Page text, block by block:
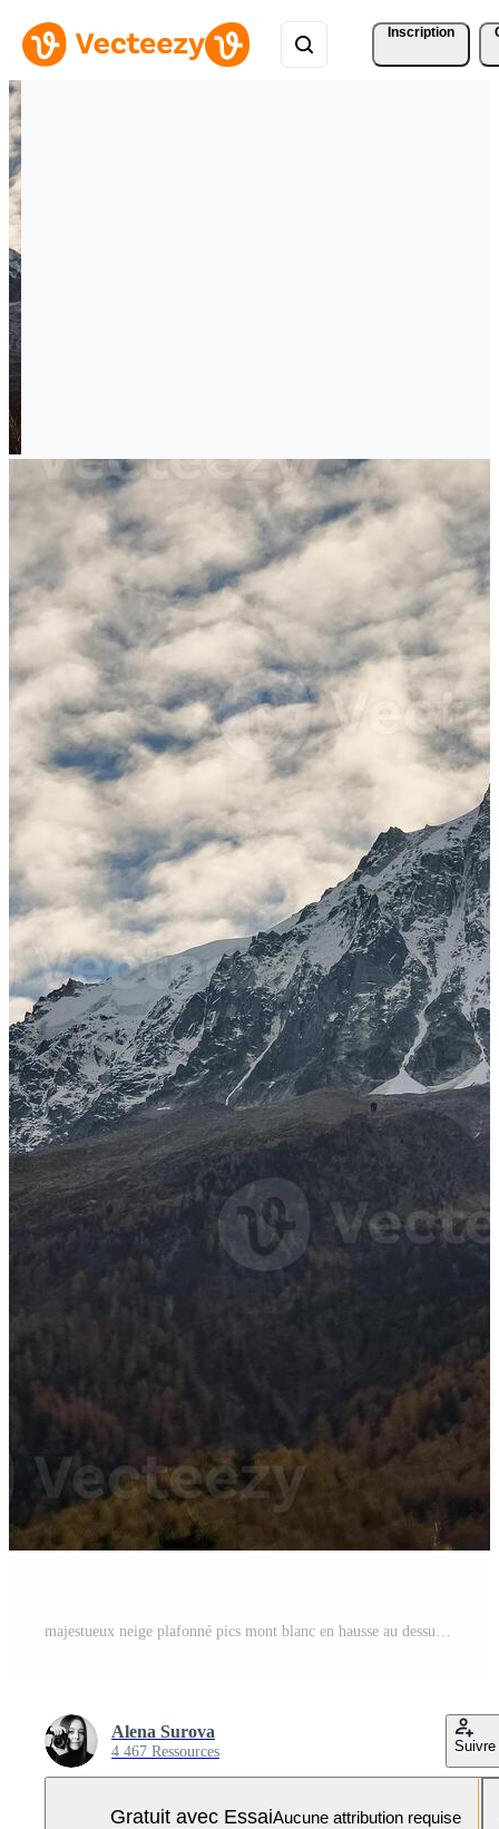
Inscription
majestueux neige plafonné pics mont blanc en hausse au dessus chamonix vallée dans l'automne Photo Pro
Alena Surova
4 467 Ressources Suivre
Gratuit avec EssaiAucune attribution requise